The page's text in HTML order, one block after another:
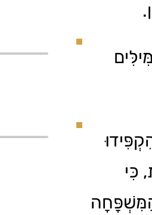
.
כִּי
הַמִּשְׁפָּחָה